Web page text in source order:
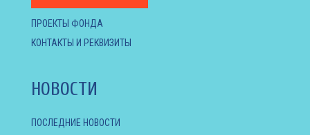
ПРОЕКТЫ ФОНДА
КОНТАКТЫ И РЕКВИЗИТЫ
НОВОСТИ
ПОСЛЕДНИЕ НОВОСТИ